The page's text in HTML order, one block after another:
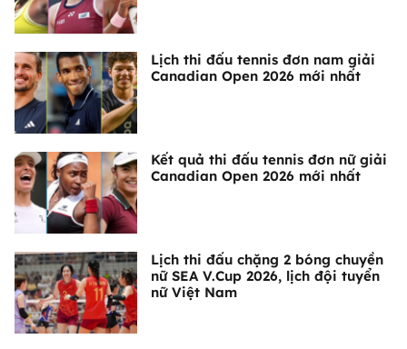
Lịch thi đấu tennis đơn nam giải
Canadian Open 2026 mới nhất
Kết quả thi đấu tennis đơn nữ giải
Canadian Open 2026 mới nhất
Lịch thi đấu chặng 2 bóng chuyền
nữ SEA V.Cup 2026, lịch đội tuyển
nữ Việt Nam